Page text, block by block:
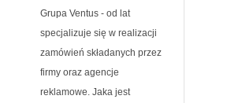
Grupa Ventus - od lat
specjalizuje się w realizacji
zamówień składanych przez
firmy oraz agencje
reklamowe. Jaka jest